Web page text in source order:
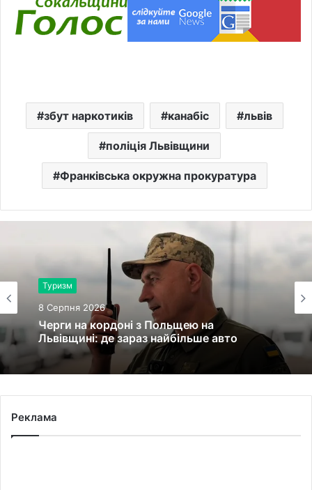
збут наркотиків канабіс львів
поліція Львівщини
Франківська окружна прокуратура
Туризм
8 Серпня 2026
Черги на кордоні з Польщею на
Львівщині: де зараз найбільше авто
Реклама